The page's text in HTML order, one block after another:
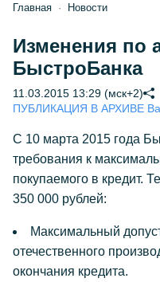
Главная Новости
Изменения по
БыстроБанка
11.03.2015 13:29 (мск+2)
ПУБЛИКАЦИЯ В АРХИВЕ
С 10 марта 2015 года
требования к
покупаемого в кредит.
350 000 рублей:
Максимальный
отечественного
окончания кредита.